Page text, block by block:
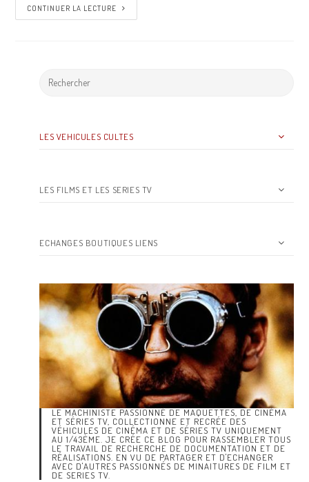
CONTINUER LA LECTURE
LES VEHICULES CULTES
LES FILMS ET LES SERIES TV
ECHANGES BOUTIQUES LIENS
LE MACHINISTE PASSIONNÉ DE MAQUETTES, DE CINÉMA
ET SÉRIES TV, COLLECTIONNE ET RECRÉE DES
VÉHICULES DE CINÉMA ET DE SÉRIES TV UNIQUEMENT
AU 1/43ÈME. JE CRÉE CE BLOG POUR RASSEMBLER TOUS
LE TRAVAIL DE RECHERCHE DE DOCUMENTATION ET DE
RÉALISATIONS. EN VU DE PARTAGER ET D'ECHANGER
AVEC D'AUTRES PASSIONNÉS DE MINAITURES DE FILM ET
DE SERIES TV.